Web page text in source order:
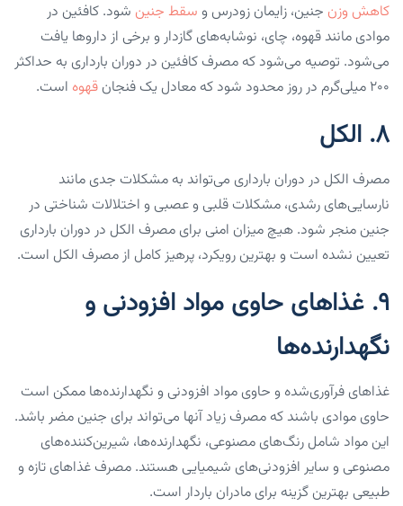
کاهش وزن جنین، زایمان زودرس و سقط جنین شود. کافئین در
موادی مانند قهوه، چای، نوشابه‌های گازدار و برخی از داروها یافت
می‌شود. توصیه می‌شود که مصرف کافئین در دوران بارداری به حداکثر
۲۰۰ میلی‌گرم در روز محدود شود که معادل یک فنجان
قهوه است.
۸. الکل
مصرف الکل در دوران بارداری می‌تواند به مشکلات جدی مانند
نارسایی‌های رشدی، مشکلات قلبی و عصبی و اختلالات شناختی در
جنین منجر شود. هیچ میزان امنی برای مصرف الکل در دوران بارداری
تعیین نشده است و بهترین رویکرد، پرهیز کامل از مصرف الکل است.
۹. غذاهای حاوی مواد افزودنی و
نگهدارنده‌ها
غذاهای فرآوری‌شده و حاوی مواد افزودنی و نگهدارنده‌ها ممکن است
حاوی موادی باشند که مصرف زیاد آنها می‌تواند برای جنین مضر باشد.
این مواد شامل رنگ‌های مصنوعی، نگهدارنده‌ها، شیرین‌کننده‌های
مصنوعی و سایر افزودنی‌های شیمیایی هستند. مصرف غذاهای تازه و
طبیعی بهترین گزینه برای مادران باردار است.